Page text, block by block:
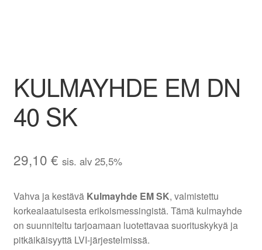
KULMAYHDE EM DN
40 SK
29,10 € sis. alv 25,5%
Vahva ja kestävä Kulmayhde EM SK, valmistettu
korkealaatuisesta erikoismessingistä. Tämä kulmayhde
on suunniteltu tarjoamaan luotettavaa suorituskykyä ja
pitkäikäisyyttä LVI-järjestelmissä.